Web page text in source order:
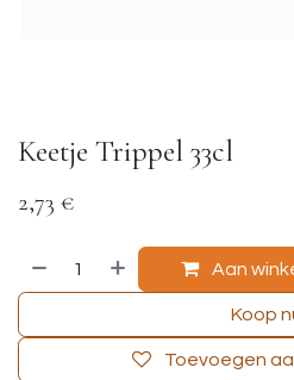
Keetje Trippel 33cl
2,73 €
Aan
Koop
Toevoegen